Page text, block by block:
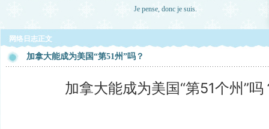
Je pense, donc je suis.
网络日志正文
加拿大能成为美国“第51州”吗？
加拿大能成为美国“第51个州”吗